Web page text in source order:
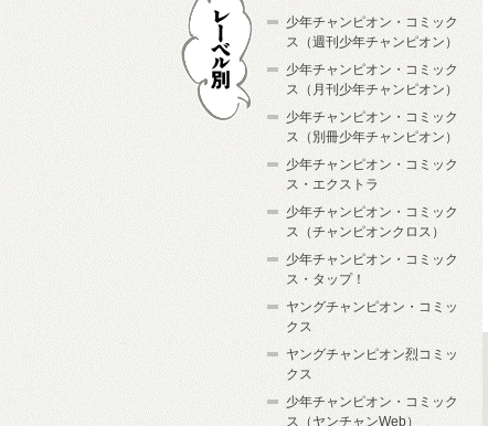
少年チャンピオン・コミック
ス（週刊少年チャンピオン）
少年チャンピオン・コミック
ス（月刊少年チャンピオン）
少年チャンピオン・コミック
ス（別冊少年チャンピオン）
少年チャンピオン・コミック
ス・エクストラ
少年チャンピオン・コミック
ス（チャンピオンクロス）
少年チャンピオン・コミック
ス・タップ！
ヤングチャンピオン・コミッ
クス
ヤングチャンピオン烈コミッ
クス
少年チャンピオン・コミック
ス（ヤンチャンWeb）